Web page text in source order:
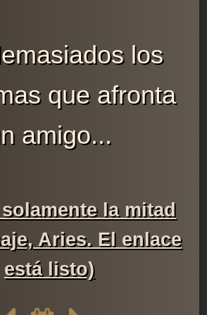
los
que afronta
amigo...
la mitad
Aries. El enlace
está listo)